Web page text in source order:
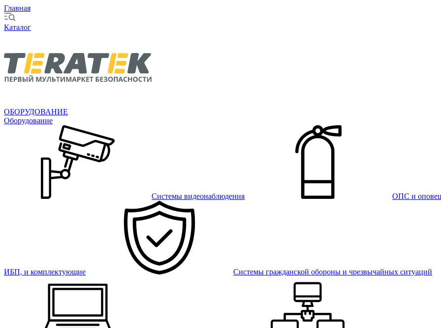
Главная
Каталог
ОБОРУДОВАНИЕ
Оборудование
Системы видеонаблюдения ОПС и
ИБП, и комплектующие Системы гражданской обороны и чрезвычайных ситуаций